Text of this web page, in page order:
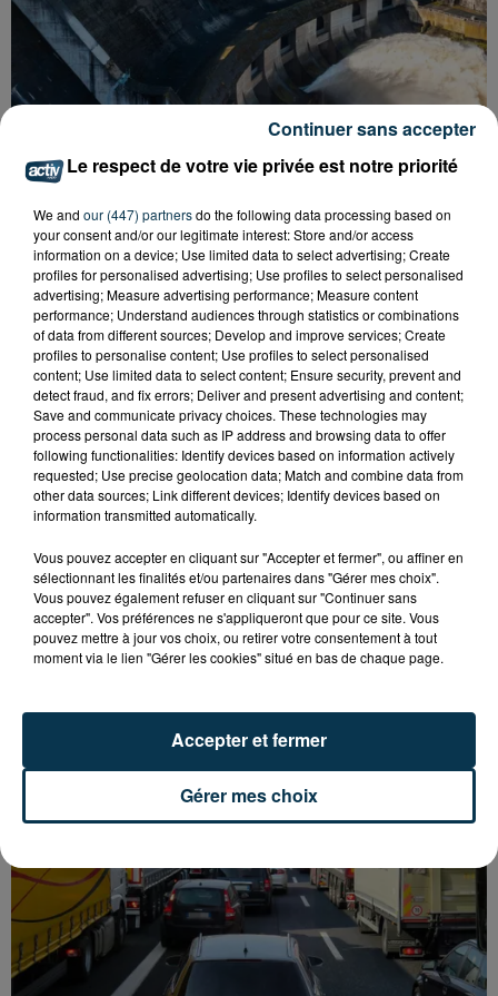
CYANOBACTÉRIES : LE PRÉFÊT PREND UN
ARRÊTÉ POUR LES ACTIVITÉS DE...
L’ASSE RÉDUIT FACE À SOCHAUX, UNE
Le respect de votre vie privée est notre priorité
We and our (447) partnersdo the following data processing based on
your consent and/or our legitimate interest: Store and/or access
information on a device; Use limited data to select advertising; Create
profiles for personalised advertising; Use profiles to select personalised
advertising; Measure advertising performance; Measure content
performance; Understand audiences through statistics or combinations
of data from different sources; Develop and improve services; Create
profiles to personalise content; Use profiles to select personalised
content; Use limited data to select content; Ensure security, prevent and
detect fraud, and fix errors; Deliver and present advertising and content;
Save and communicate privacy choices. These technologies may
process personal data such as IP address and browsing data to offer
following functionalities: Identify devices based on information actively
requested; Use precise geolocation data; Match and combine data from
other data sources; Link different devices; Identify devices based on
information transmitted automatically.
Vous pouvez accepter en cliquant sur "Accepter et fermer", ou affiner en
sélectionnant les finalités et/ou partenaires dans "Gérer mes choix".
Vous pouvez également refuser en cliquant sur "Continuer sans
accepter". Vos préférences ne s'appliqueront que pour ce site. Vous
pouvez mettre à jour vos choix, ou retirer votre consentement à tout
moment via le lien "Gérer les cookies" situé en bas de chaque page.
Gérer mes choix
Accepter et fermer
Continuer sans accepter